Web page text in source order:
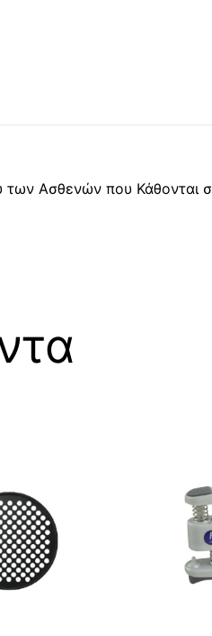
Ασθενών που Κάθονται